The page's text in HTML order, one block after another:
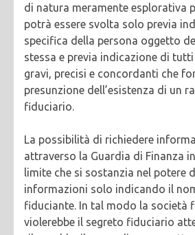
di natura meramente esplorativa
potrà essere svolta solo previa
specifica della persona oggetto
stessa e previa indicazione di
gravi, precisi e concordanti che
presunzione dell’esistenza di un
fiduciario.
La possibilità di richiedere
attraverso la Guardia di Finanza
limite che si sostanzia nel potere
informazioni solo indicando il
fiduciante. In tal modo la società
violerebbe il segreto fiduciario